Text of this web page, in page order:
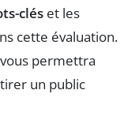
clés et les
cette évaluation.
permettra
un public